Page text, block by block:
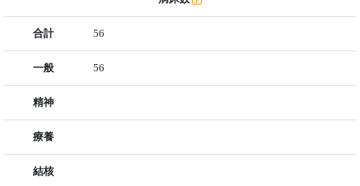
合計 56
一般 56
精神
療養
結核